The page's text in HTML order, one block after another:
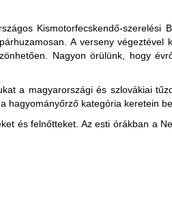
Kismotorfecskendő-szerelési
A verseny végeztével
Nagyon örülünk, hogy
a magyarországi és szlovákiai
hagyományőrző kategória keretein
és felnőtteket. Az esti órákban a